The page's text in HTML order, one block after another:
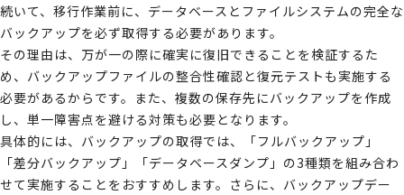
続いて、移行作業前に、データベースとファイルシステムの完全な
バックアップを必ず取得する必要があります。
その理由は、万が一の際に確実に復旧できることを検証するた
め、バックアップファイルの整合性確認と復元テストも実施する
必要があるからです。また、複数の保存先にバックアップを作成
し、単一障害点を避ける対策も必要となります。
具体的には、バックアップの取得では、「フルバックアップ」
「差分バックアップ」「データベースダンプ」の3種類を組み合わ
せて実施することをおすすめします。さらに、バックアップデー